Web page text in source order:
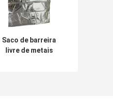
Saco de barreira
livre de metais